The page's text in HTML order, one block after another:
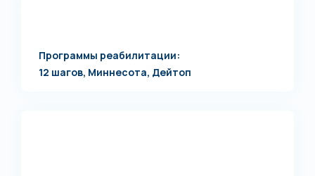
Программы реабилитации:
12 шагов, Миннесота, Дейтоп